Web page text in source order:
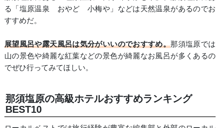
る「塩原温泉 おやど 小梅や」などは天然温泉があるのでお
すすめだ。
展望風呂や露天風呂は気分がいいのでおすすめ。那須塩原では
山の景色や綺麗な紅葉などの景色が綺麗なお風呂が多くあるの
でぜひ行ってみてほしい。
那須塩原の高級ホテルおすすめランキング
BEST10